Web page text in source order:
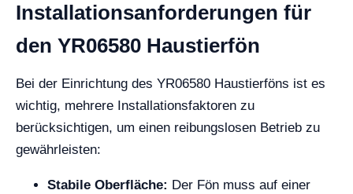
Installationsanforderungen für
den YR06580 Haustierfön
Bei der Einrichtung des YR06580 Haustierföns ist es
wichtig, mehrere Installationsfaktoren zu
berücksichtigen, um einen reibungslosen Betrieb zu
gewährleisten:
Stabile Oberfläche: Der Fön muss auf einer